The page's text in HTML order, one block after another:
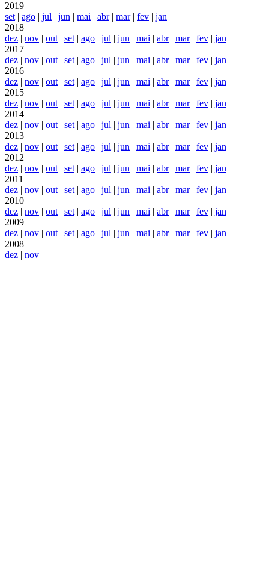
2019
set| ago jul jun mai abr| mar| fev
jan
2018
dez
nov out| set| ago jul jun mai abr| mar| fev
jan
2017
dez
nov out| set| ago jul jun mai abr| mar| fev
jan
2016
dez
nov out| set| ago jul jun mai abr| mar| fev
jan
2015
dez
nov out| set| ago jul jun mai abr| mar| fev
jan
2014
dez
nov out| set| ago jul jun mai abr| mar| fev
jan
2013
dez
nov out| set| ago jul jun mai abr| mar| fev
jan
2012
dez
nov out| set| ago jul jun mai abr| mar| fev
jan
2011
dez
nov out| set| ago jul jun mai abr| mar| fev
jan
2010
dez
nov out| set| ago jul jun mai abr| mar| fev
jan
2009
dez
nov out| set| ago jul jun mai abr| mar| fev
jan
2008
dez
nov